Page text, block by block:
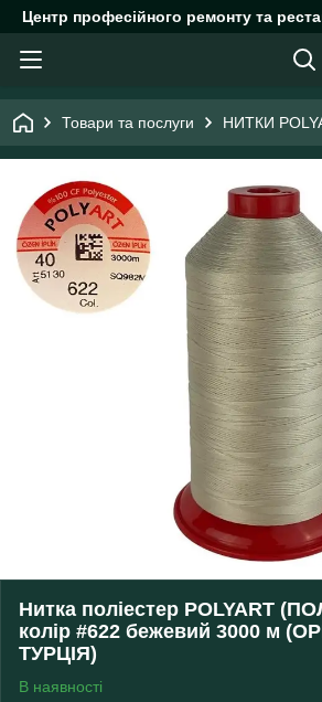
Центр професійного ремонту та
Товари та послуги НИТКИ
Нитка поліестер POLYART
колір #622 бежевий 3000 м
ТУРЦІЯ)
В наявності